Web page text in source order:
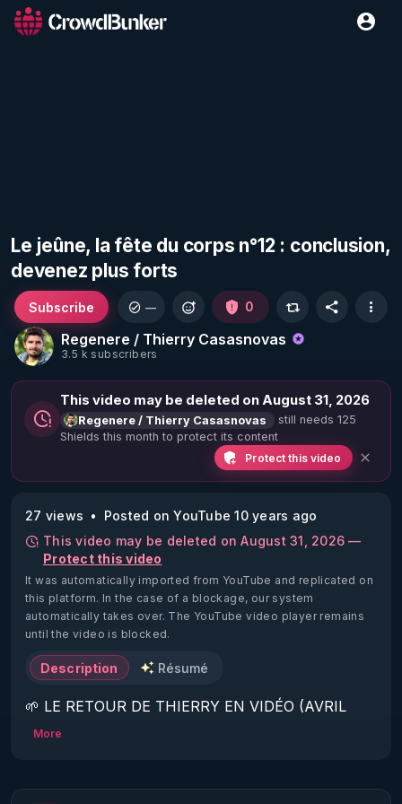
Le jeûne, la fête du corps n°12 : conclusion,
devenez plus forts
Regenere / Thierry Casasnovas
3.5 k subscribers
Subscribe — 0
This video may be deleted on August 31, 2026
Regenere / Thierry Casasnovas
still needs 125
Shields this month to protect its content
Protect this video
27 views
Posted on YouTube 10 years ago
This video may be deleted on August 31, 2026 —
Protect this video
It was automatically imported from YouTube and replicated on
this platform. In the case of a blockage, our system
automatically takes over. The YouTube video player remains
until the video is blocked.
Description Résumé
🌱 LE RETOUR DE THIERRY EN VIDÉO (AVRIL
2022)!
https://www.rgnr.fr/presentation.html
More